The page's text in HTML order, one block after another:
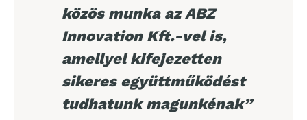
közös munka az ABZ
Innovation Kft.-vel is,
amellyel kifejezetten
sikeres együttműködést
tudhatunk magunkénak”